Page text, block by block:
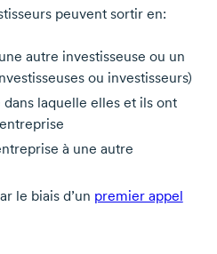
peuvent sortir en:
autre investisseuse ou un
ou investisseurs)
dans laquelle elles et ils ont
à une autre
le biais d’un premier appel